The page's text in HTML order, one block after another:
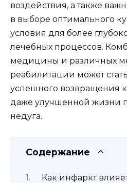
воздействия, а также
в выборе оптимального
условия для более
лечебных процессов.
медицины и различных
реабилитации может
успешного возвращения
даже улучшенной жизни
недуга.
Содержание
Как инфаркт